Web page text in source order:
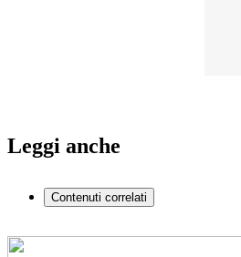
Leggi anche
Contenuti correlati